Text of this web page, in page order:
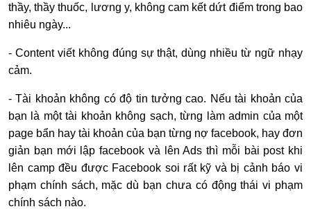
thầy, thầy thuốc, lương y, không cam kết dứt điểm trong bao
nhiêu ngày...
- Content viết không đúng sự thật, dùng nhiều từ ngữ nhạy
cảm.
- Tài khoản không có độ tin tưởng cao. Nếu tài khoản của
bạn là một tài khoản không sạch, từng làm admin của một
page bẩn hay tài khoản của bạn từng nợ facebook, hay đơn
giản bạn mới lập facebook và lên Ads thì mỗi bài post khi
lên camp đều được Facebook soi rất kỹ và bị cảnh báo vi
phạm chính sách, mặc dù bạn chưa có động thái vi phạm
chính sách nào.